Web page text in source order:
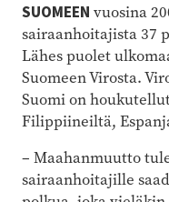
SUOMEEN vuosina
sairaanhoitajista 37
Lähes puolet
Suomeen Virosta.
Suomi on
Filippiineiltä,
– Maahanmuutto
sairaanhoitajille